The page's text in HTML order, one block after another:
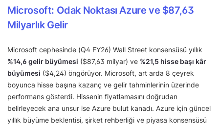
Microsoft: Odak Noktası Azure ve $87,63
Milyarlık Gelir
Microsoft cephesinde (Q4 FY26) Wall Street konsensüsü yıllık
%14,6 gelir büyümesi ($87,63 milyar) ve %21,5 hisse başı kâr
büyümesi ($4,24) öngörüyor. Microsoft, art arda 8 çeyrek
boyunca hisse başına kazanç ve gelir tahminlerinin üzerinde
performans gösterdi. Hissenin fiyatlamasını doğrudan
belirleyecek ana unsur ise Azure bulut kanadı. Azure için güncel
yıllık büyüme beklentisi, şirket rehberliği ve piyasa konsensüsü